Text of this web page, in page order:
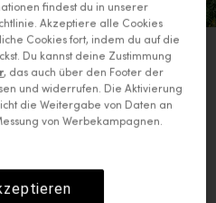
bietet
findest du in unserer
Akzeptiere alle Cookies
Cookies fort, indem du auf die
Du kannst deine Zustimmung
, das auch über den Footer der
und widerrufen. Die Aktivierung
die Weitergabe von Daten an
von Werbekampagnen.